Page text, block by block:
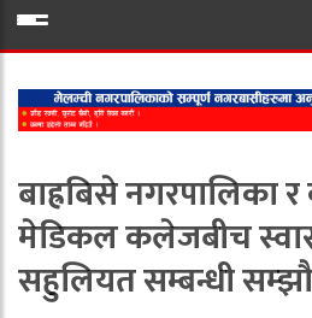
बाह्रबिसे नगरपालिका
मेडिकल कलेजबीच
सहुलियत सम्बन्धी